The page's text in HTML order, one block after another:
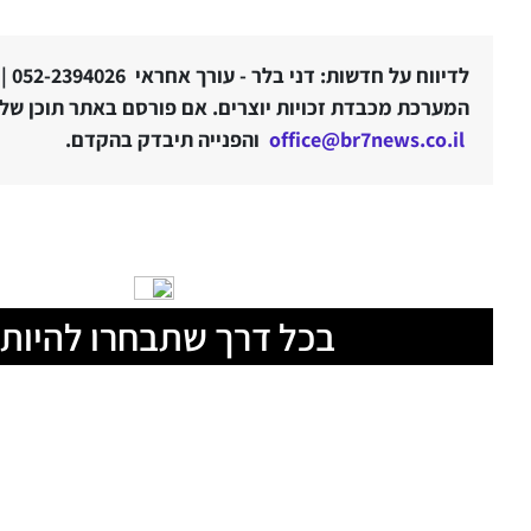
לדיווח על חדשות: דני בלר - עורך אחראי 052-2394026 |
המערכת מכבדת זכויות יוצרים. אם פורסם באתר תוכן
office@br7news.co.il והפנייה תיבדק בהקדם.
בכל דרך שתבחרו